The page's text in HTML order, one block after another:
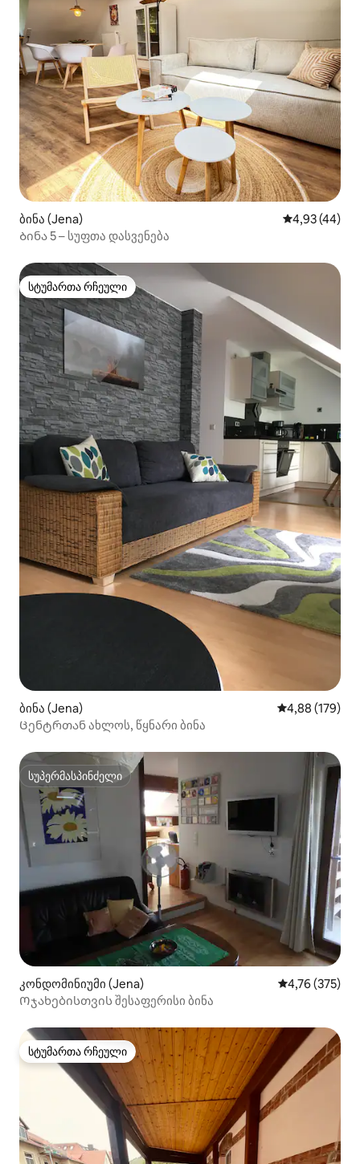
ბინა (Jena) საშუალო
4,93 (44)
Ბინა 5 – სუფთა დასვენება
სტუმართა რჩეული
სტუმართა რჩეული
ბინა (Jena) საშუალო
4,88 (179)
Ცენტრთან ახლოს, წყნარი ბინა
სუპერმასპინძელი
სუპერმასპინძელი
კონდომინიუმი (Jena) საშუალო
4,76 (375)
Ოჯახებისთვის შესაფერისი ბინა
სტუმართა რჩეული
სტუმართა რჩეული